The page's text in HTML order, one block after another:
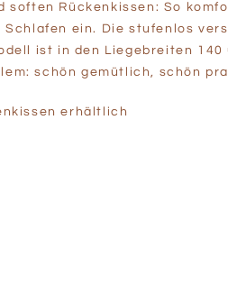
soften Rückenkissen: So
Schlafen ein. Die stufenlos
ist in den Liegebreiten
schön gemütlich, schön
erhältlich